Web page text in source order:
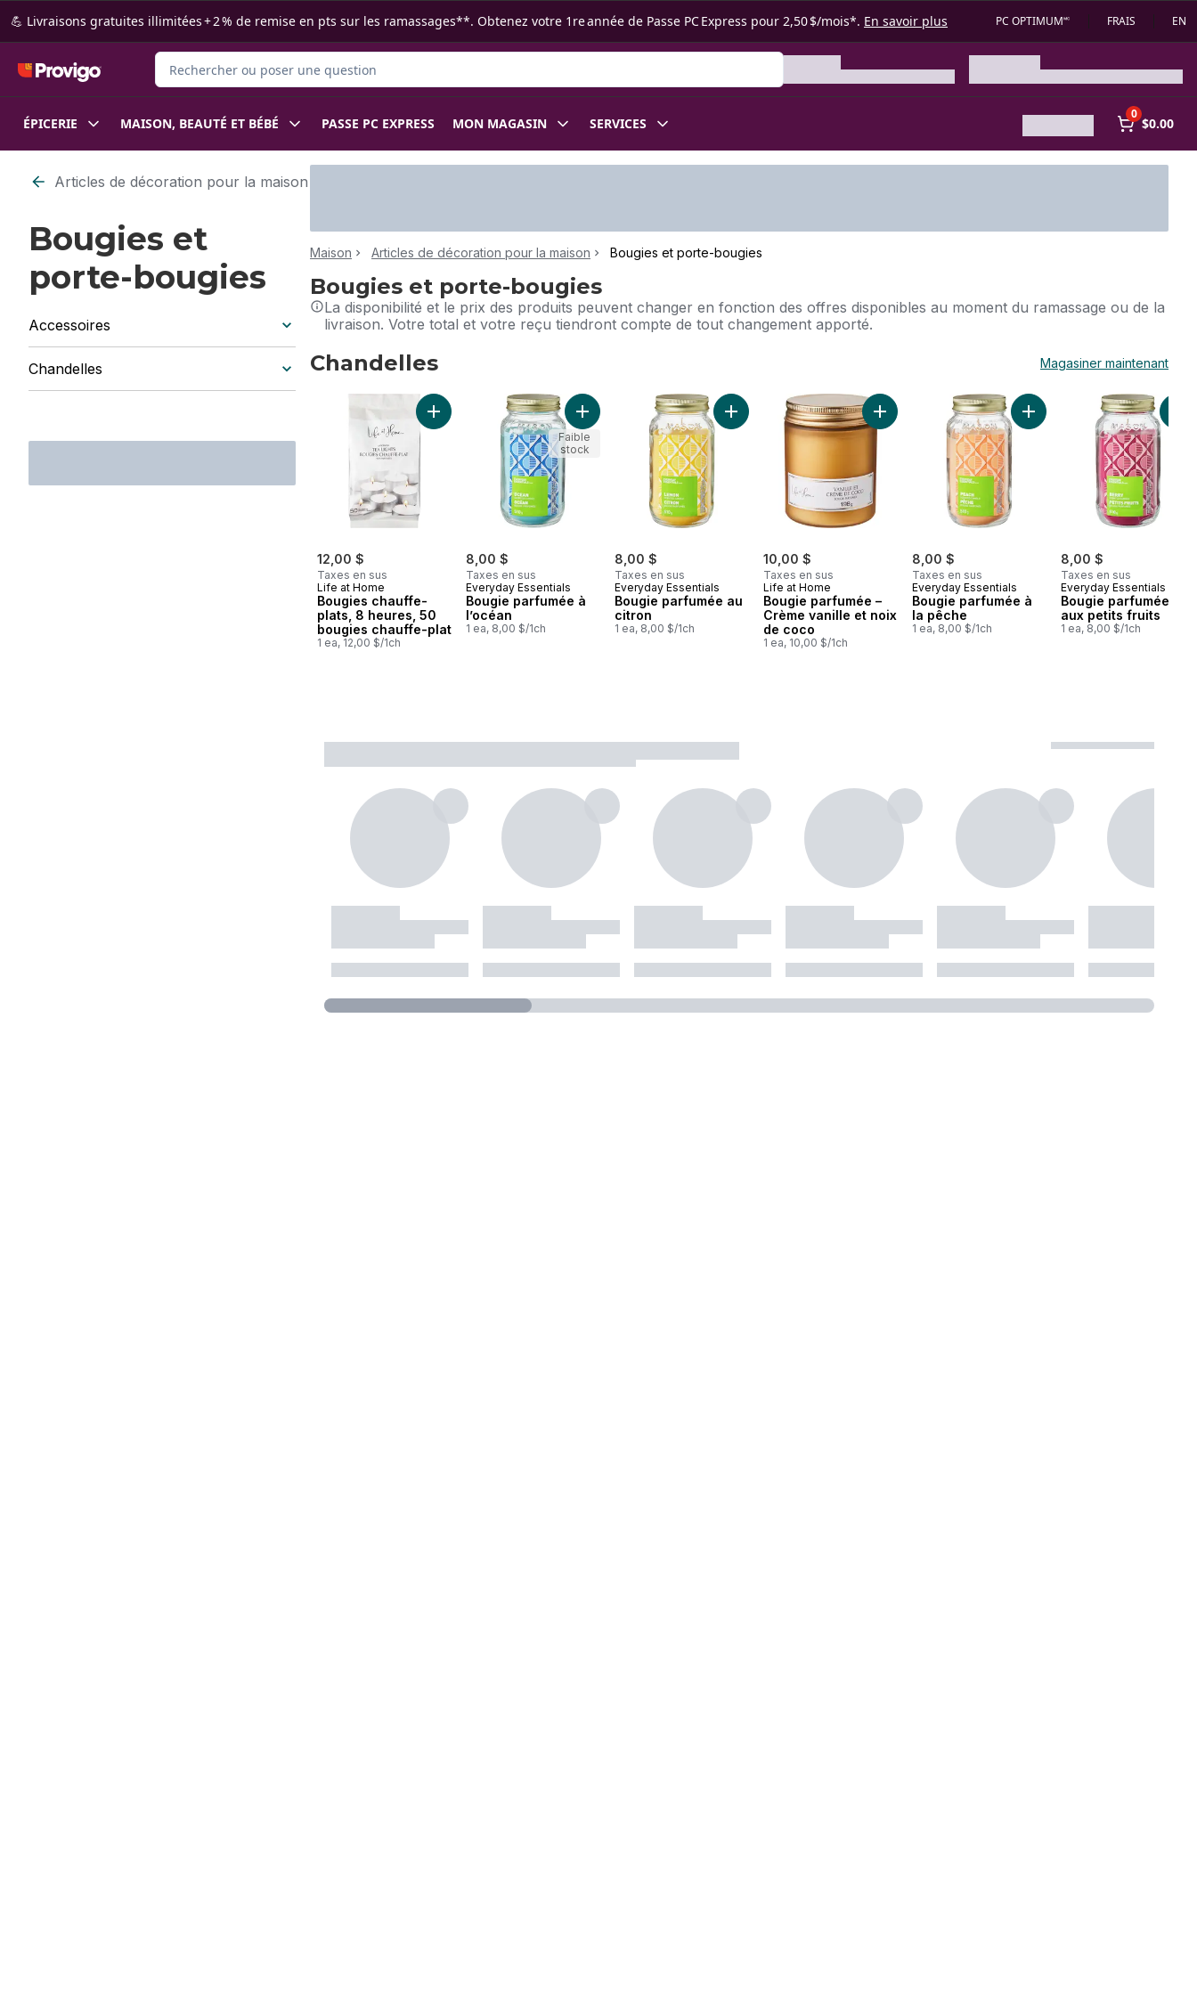
Passer au contenu principal
Passer au pied de page
💪 Livraisons gratuites illimitées + 2 % de remise en pts sur les ramassages**. Obtenez votre 1re année de Passe PC Express pour 2,50 $/mois*. En savoir plus PC OPTIMUM🅪 FRAIS EN
Rechercher des produits
ÉPICERIE MAISON, BEAUTÉ ET BÉBÉ PASSE PC EXPRESS MON MAGASIN SERVICES
0
$0.00
Articles de décoration pour la maison
Bougies et
porte-bougies
Accessoires
Chandelles
Maison Articles de décoration pour la maison Bougies et porte-bougies
Bougies et porte-bougies
La disponibilité et le prix des produits peuvent changer en fonction des offres disponibles au moment du ramassage ou de la
livraison. Votre total et votre reçu tiendront compte de tout changement apporté.
Chandelles Magasiner maintenant
sauter Chandelles
12,00 $
Taxes en sus
Life at Home
Bougies chauffe-
plats, 8 heures, 50
bougies chauffe-plat
1 ea, 12,00 $/1ch
Ajouter Bougies chauffe-plats, 8 heures, 50 bougies chauffe-plat au panier
8,00 $
Taxes en sus
Everyday Essentials
Bougie parfumée à
l’océan
1 ea, 8,00 $/1ch
Ajouter Bougie parfumée à l’océan au panier
Faible
stock
8,00 $
Taxes en sus
Everyday Essentials
Bougie parfumée au
citron
1 ea, 8,00 $/1ch
Ajouter Bougie parfumée au citron au panier
10,00 $
Taxes en sus
Life at Home
Bougie parfumée –
Crème vanille et noix
de coco
1 ea, 10,00 $/1ch
Ajouter Bougie parfumée – Crème vanille et noix de
8,00 $
Taxes en sus
Everyday Essentials
Bougie parfumée à
la pêche
1 ea, 8,00 $/1ch
Ajouter Bougie parfumée à
8,00 $
Taxes en sus
Everyday Essentials
Bougie parfumée
aux petits fruits
1 ea, 8,00 $/1ch